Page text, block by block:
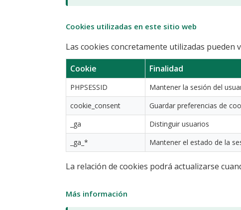
Cookies utilizadas en este sitio web
Las cookies concretamente utilizadas pueden
Cookie
Finalidad
PHPSESSID Mantener la sesión del
cookie_consent
Guardar preferencias de
_ga
Distinguir usuarios
_ga_*
Mantener el estado de la
La relación de cookies podrá actualizarse
Más información